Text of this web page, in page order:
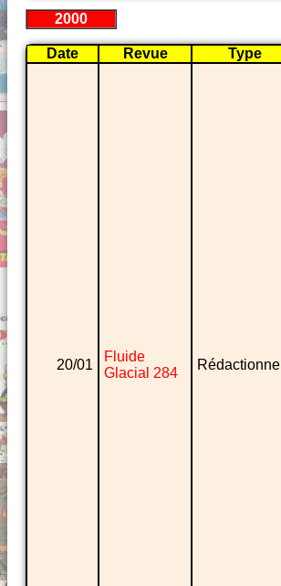
2000
Date Revue Type
20/01
Fluide
Glacial 284
Rédactionnel